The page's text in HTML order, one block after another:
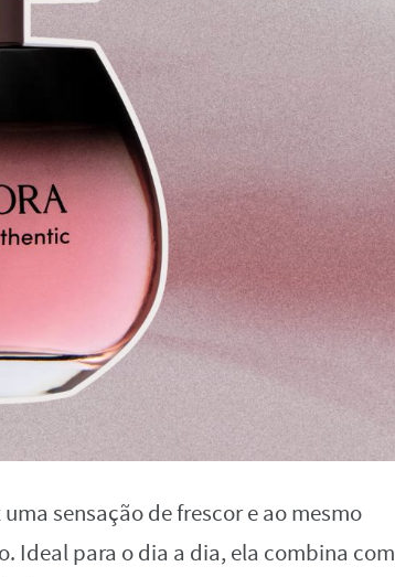
sensação de frescor e ao mesmo
Ideal para o dia a dia, ela combina com